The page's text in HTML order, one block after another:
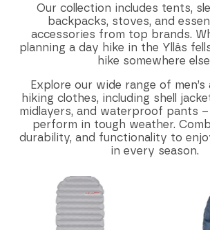
Our collection includes tents,
backpacks, stoves, and
accessories from top brands.
planning a day hike in the Ylläs
hike somewhere
Explore our wide range of men’s
hiking clothes, including shell
midlayers, and waterproof pants
perform in tough weather.
durability, and functionality to
in every season.